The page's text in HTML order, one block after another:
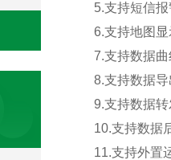
5.支持短信
6.支持地图
7.支持数据
8.支持数据
9.支持数据
10.支持数据
11.支持外置